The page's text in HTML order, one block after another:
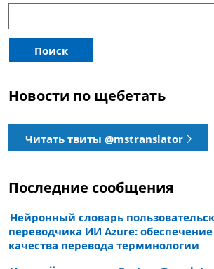
Поиск
Новости по щебетать
Читать твиты @mstranslator
Последние сообщения
Нейронный словарь
переводчика ИИ Azure:
качества перевода терминологии